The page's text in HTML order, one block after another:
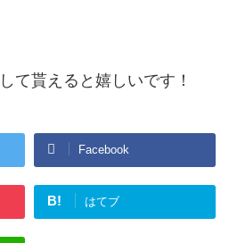
て貰えると嬉しいです！
Facebook
B! はてブ